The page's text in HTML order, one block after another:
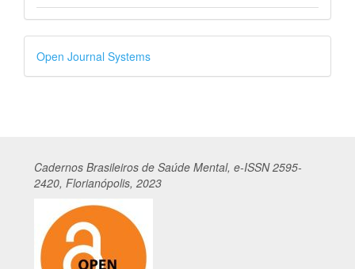
Desenvolvido
por
Open Journal Systems
Cadernos Brasileiros de Saúde Mental, e-ISSN 2595-
2420, Florianópolis, 2023